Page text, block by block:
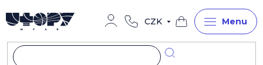
na
obsah
CZK
Nákupní
košík